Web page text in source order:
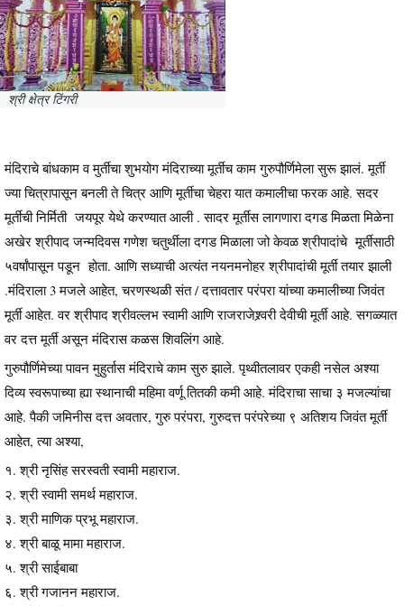
श्री क्षेत्र टिंगरी
मंदिराचे बांधकाम व मुर्तीचा शुभयोग मंदिराच्या मूर्तीच काम गुरुपौर्णिमेला सुरू झालं. मूर्ती
ज्या चित्रापासून बनली ते चित्र आणि मूर्तीचा चेहरा यात कमालीचा फरक आहे. सदर
मूर्तीची निर्मिती जयपूर येथे करण्यात आली . सादर मूर्तीस लागणारा दगड मिळता मिळेना
अखेर श्रीपाद जन्मदिवस गणेश चतुर्थीला दगड मिळाला जो केवळ श्रीपादांचे मूर्तीसाठी
५वर्षांपासून पडून होता. आणि सध्याची अत्यंत नयनमनोहर श्रीपादांची मूर्ती तयार झाली
.मंदिराला 3 मजले आहेत, चरणस्थळी संत / दत्तावतार परंपरा यांच्या कमालीच्या जिवंत
मूर्ती आहेत. वर श्रीपाद श्रीवल्लभ स्वामी आणि राजराजेश्र्वरी देवीची मूर्ती आहे. सगळ्यात
वर दत्त मूर्ती असून मंदिरास कळस शिवलिंग आहे.
गुरुपौर्णिमेच्या पावन मुहुर्तास मंदिराचे काम सुरु झाले. पृथ्वीतलावर एकही नसेल अश्या
दिव्य स्वरूपाच्या ह्या स्थानाची महिमा वर्णू तितकी कमी आहे. मंदिराचा साचा ३ मजल्यांचा
आहे. पैकी जमिनीस दत्त अवतार, गुरु परंपरा, गुरुदत्त परंपरेच्या ९ अतिशय जिवंत मूर्ती
आहेत, त्या अश्या,
१. श्री नृसिंह सरस्वती स्वामी महाराज.
२. श्री स्वामी समर्थ महाराज.
३. श्री माणिक प्रभू महाराज.
४. श्री बाळू मामा महाराज.
५. श्री साईबाबा
६. श्री गजानन महाराज.